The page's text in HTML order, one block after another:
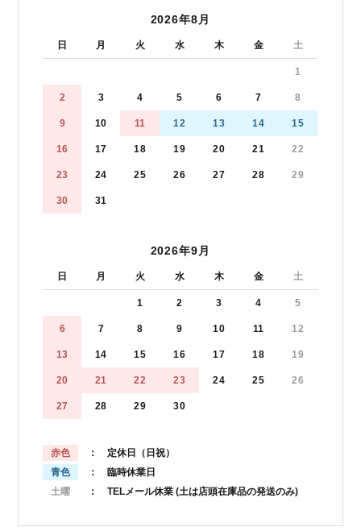
2026年8月
日 月 火 水 木 金 土
1
2 3 4 5 6 7 8
9 10 11 12 13 14 15
16 17 18 19 20 21 22
23 24 25 26 27 28 29
30 31
2026年9月
日 月 火 水 木 金 土
1 2 3 4 5
6 7 8 9 10 11 12
13 14 15 16 17 18 19
20 21 22 23 24 25 26
27 28 29 30
赤色
： 定休日（日祝）
青色
： 臨時休業日
土曜
： TELメール休業 (土は店頭在庫品の発送のみ)